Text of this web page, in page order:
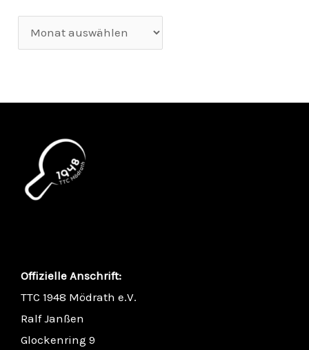
Offizielle Anschrift:
TTC 1948 Mödrath e.V.
Ralf Janßen
Glockenring 9